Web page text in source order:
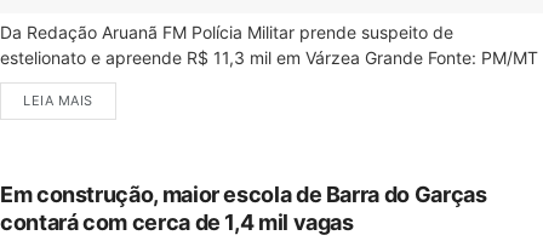
Da Redação Aruanã FM Polícia Militar prende suspeito de
estelionato e apreende R$ 11,3 mil em Várzea Grande Fonte: PM/MT
LEIA MAIS
Em construção, maior escola de Barra do Garças
contará com cerca de 1,4 mil vagas